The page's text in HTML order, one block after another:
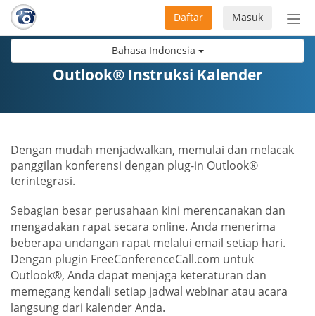
Bahasa Indonesia
Masuk
Daftar
Outlook® Instruksi Kalender
Dengan mudah menjadwalkan, memulai dan melacak
panggilan konferensi dengan plug-in Outlook®
terintegrasi.
Sebagian besar perusahaan kini merencanakan dan
mengadakan rapat secara online. Anda menerima
beberapa undangan rapat melalui email setiap hari.
Dengan plugin FreeConferenceCall.com untuk
Outlook®, Anda dapat menjaga keteraturan dan
memegang kendali setiap jadwal webinar atau acara
langsung dari kalender Anda.